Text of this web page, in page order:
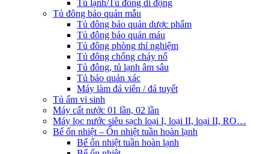
Tủ lạnh/Tủ đông di động
Tủ đông bảo quản mẫu
Tủ đông bảo quản dược phẩm
Tủ đông bảo quản máu
Tủ đông phòng thí nghiệm
Tủ đông chống cháy nổ
Tủ đông, tủ lạnh âm sâu
Tủ bảo quản xác
Máy làm đá viên / đá tuyết
Tủ ấm vi sinh
Máy cất nước 01 lần, 02 lần
Máy lọc nước siêu sạch loại I, loại II, loại II, RO…
Bể ổn nhiệt – Ổn nhiệt tuần hoàn lạnh
Bể ổn nhiệt tuần hoàn lạnh